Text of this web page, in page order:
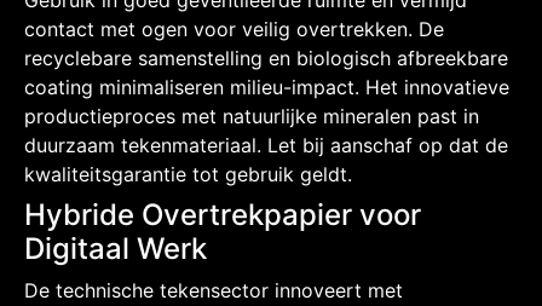
contact met ogen voor veilig overtrekken. De
recyclebare samenstelling en biologisch afbreekbare
coating minimaliseren milieu-impact. Het innovatieve
productieproces met natuurlijke mineralen past in
duurzaam tekenmateriaal. Let bij aanschaf op dat de
kwaliteitsgarantie tot gebruik geldt.
Hybride Overtrekpapier voor
Digitaal Werk
De technische tekensector innoveert met